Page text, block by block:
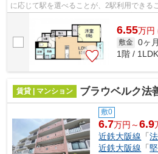
に応じて駅を選べることが、2駅利用できる
10万円以下のアパートをお探しのお客様...
6.55万円
敷金 0ヶ月
1階 /
賃貸 | マンション ブラウベルク法
敷0
6.7万円～6.9
近鉄大阪線 「
近鉄大阪線 「